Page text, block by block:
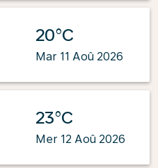
20°C
Mar 11 Aoû 2026
23°C
Mer 12 Aoû 2026